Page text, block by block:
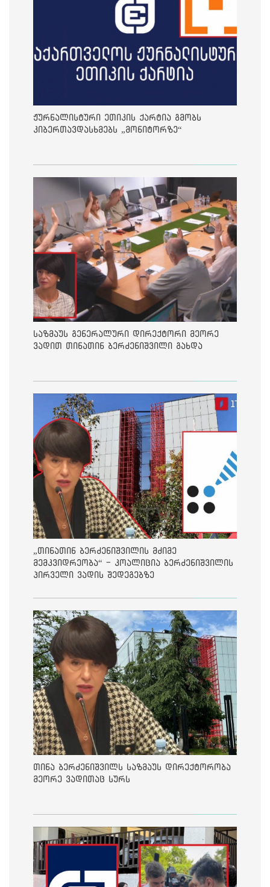
ჟურნალისტური ეთიკის ქარტია გმობს
კიბერთავდასხმებს „მონიტორზე“
საზმაუს გენერალური დირექტორი მეორე
ვადით თინათინ ბერძენიშვილი გახდა
„თინათინ ბერძენიშვილის მძიმე
მემკვიდრეობა“ - კოალიცია ბერძენიშვილის
პირველი ვადის შედეგებზე
თინა ბერძენიშვილს საზმაუს დირექტორობა
მეორე ვადითაც სურს